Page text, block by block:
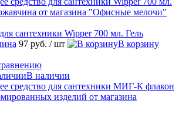
сантехники Wipper 700 мл. Гель
97 руб. / шт
В корзину
В наличии